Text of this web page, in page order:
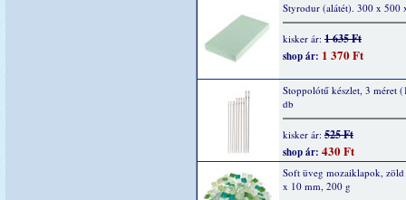
Styrodur (alátét). 300 x 500
kisker ár: 1 635 Ft
shop ár: 1 370 Ft
Stoppolótű készlet, 3 méret
db
kisker ár: 525 Ft
shop ár: 430 Ft
Soft üveg mozaiklapok,
x 10 mm, 200 g